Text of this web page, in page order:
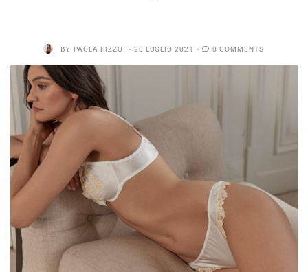
BY PAOLA PIZZO 20 LUGLIO 2021 0 COMMENTS